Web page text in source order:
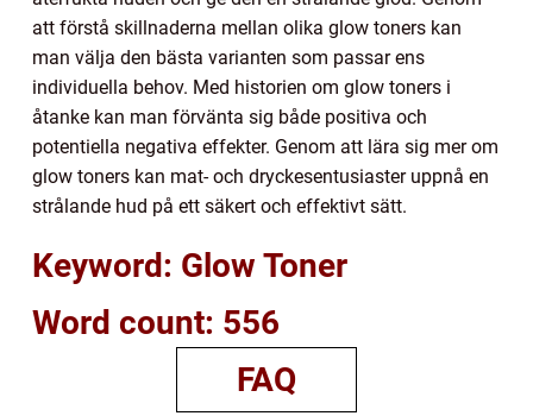
att förstå skillnaderna mellan olika glow toners kan
man välja den bästa varianten som passar ens
individuella behov. Med historien om glow toners i
åtanke kan man förvänta sig både positiva och
potentiella negativa effekter. Genom att lära sig mer om
glow toners kan mat- och dryckesentusiaster uppnå en
strålande hud på ett säkert och effektivt sätt.
Keyword: Glow Toner
Word count: 556
FAQ